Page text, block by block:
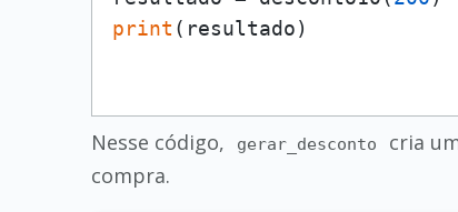
print
Nesse código, gerar_desconto cria
compra.